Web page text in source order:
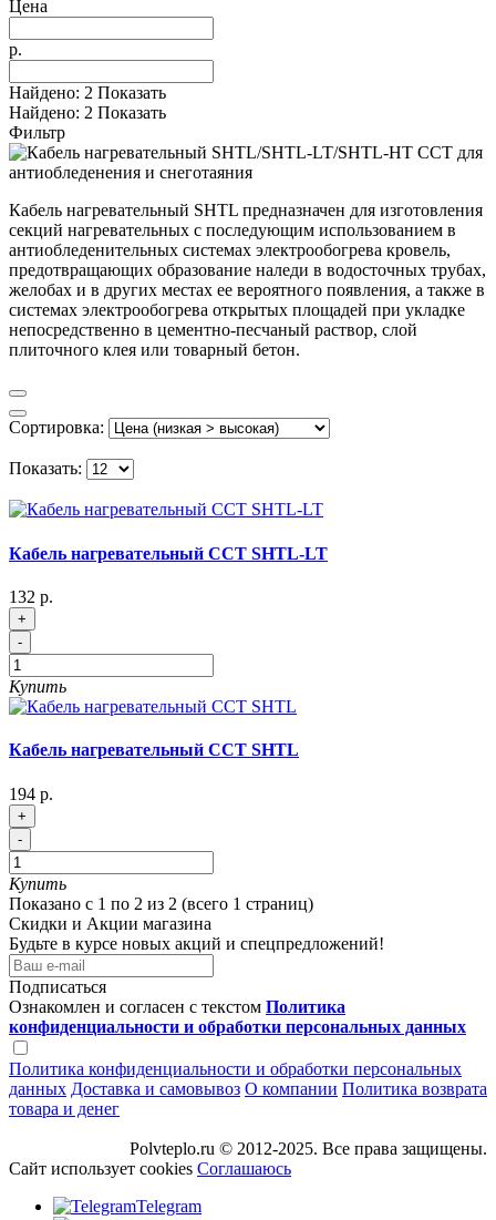
Цена
р.
Найдено: 2 Показать
Найдено: 2 Показать
Фильтр
Кабель нагревательный SHTL предназначен для изготовления
секций нагревательных с последующим использованием в
антиобледенительных системах электрообогрева кровель,
предотвращающих образование наледи в водосточных трубах,
желобах и в других местах ее вероятного появления, а также в
системах электрообогрева открытых площадей при укладке
непосредственно в цементно-песчаный раствор, слой
плиточного клея или товарный бетон.
Сортировка:
Показать:
Кабель нагревательный ССТ SHTL-LT
132 р.
+
-
Купить
Кабель нагревательный ССТ SHTL
194 р.
+
-
Купить
Показано с 1 по 2 из 2 (всего 1 страниц)
Скидки и Акции магазина
Будьте в курсе новых акций и спецпредложений!
Подписаться
Ознакомлен и согласен с текстом Политика
конфиденциальности и обработки персональных данных
Политика конфиденциальности и обработки персональных
данных Доставка и самовывоз О компании Политика возврата
товара и денег
Polvteplo.ru © 2012-2025. Все права защищены.
Сайт использует cookies Соглашаюсь
Telegram